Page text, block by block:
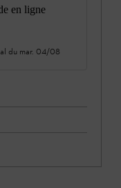
en ligne
du mar. 04/08